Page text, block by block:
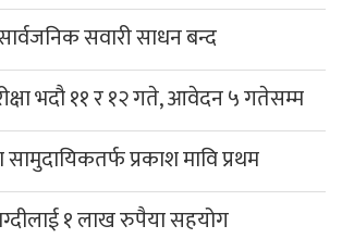
सवारी साधन बन्द
भदौ ११ र १२ गते, आवेदन ५ गतेसम्म
सामुदायिकतर्फ प्रकाश मावि प्रथम
१ लाख रुपैया सहयोग